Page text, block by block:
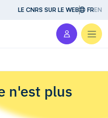
LE CNRS SUR LE WEB FREN
n'est plus